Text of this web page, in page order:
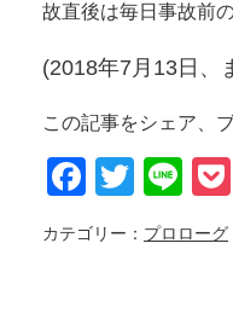
故直後は毎日事故前
(2018年7月13日、
この記事をシェア、
Twitter
Line
カテゴリー： プロローグ